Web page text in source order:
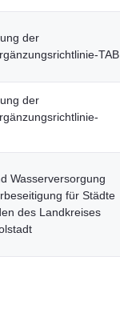
der
TAB
der
Wasserversorgung
für Städte
des Landkreises